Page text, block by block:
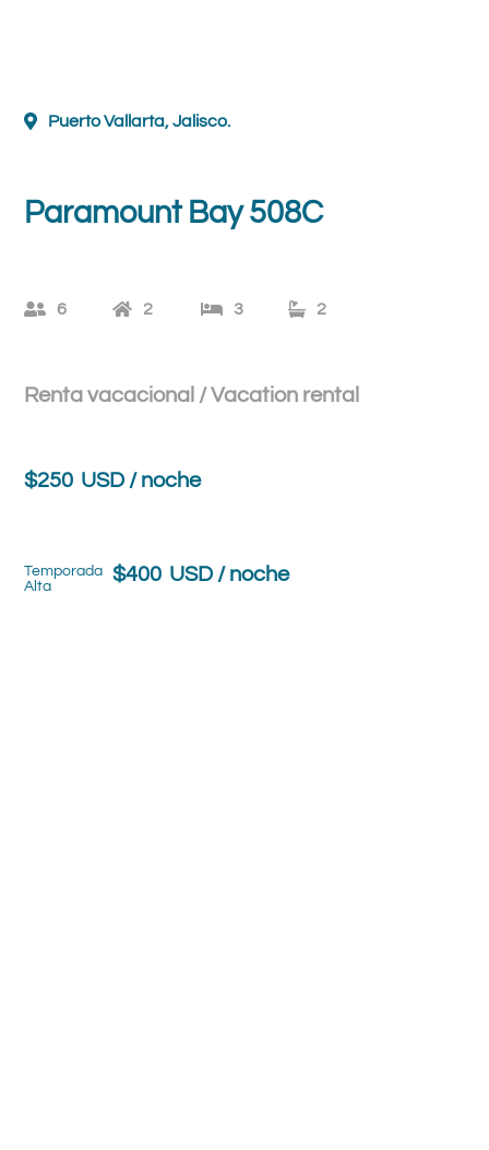
Puerto Vallarta, Jalisco.
Paramount Bay 508C
6 2 3 2
Renta vacacional / Vacation rental
$250 USD / noche
Temporada
Alta
$400USD / noche